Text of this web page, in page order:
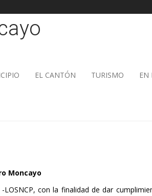
EL CANTÓN TURISMO EN
Moncayo
con la finalidad de dar